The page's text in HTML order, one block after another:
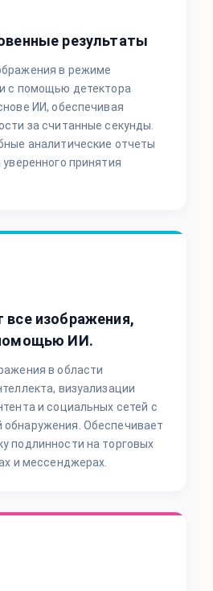
результаты
в режиме
с помощью детектора
ИИ, обеспечивая
за считанные секунды.
аналитические отчеты
принятия
все изображения,
ИИ.
в области
визуализации
и социальных сетей с
Обеспечивает
подлинности на торговых
и мессенджерах.